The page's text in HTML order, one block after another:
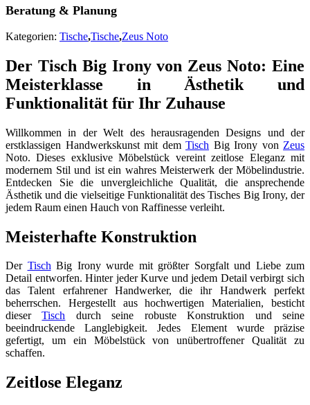
Beratung & Planung
Kategorien: Tische,Tische,Zeus Noto
Der Tisch Big Irony von Zeus Noto: Eine
Meisterklasse in Ästhetik und
Funktionalität für Ihr Zuhause
Willkommen in der Welt des herausragenden Designs und der
erstklassigen Handwerkskunst mit dem Tisch Big Irony von Zeus
Noto. Dieses exklusive Möbelstück vereint zeitlose Eleganz mit
modernem Stil und ist ein wahres Meisterwerk der Möbelindustrie.
Entdecken Sie die unvergleichliche Qualität, die ansprechende
Ästhetik und die vielseitige Funktionalität des Tisches Big Irony, der
jedem Raum einen Hauch von Raffinesse verleiht.
Meisterhafte Konstruktion
Der TischBig Irony wurde mit größter Sorgfalt und Liebe zum
Detail entworfen. Hinter jeder Kurve und jedem Detail verbirgt sich
das Talent erfahrener Handwerker, die ihr Handwerk perfekt
beherrschen. Hergestellt aus hochwertigen Materialien, besticht
dieserTisch durch seine robuste Konstruktion und seine
beeindruckende Langlebigkeit. Jedes Element wurde präzise
gefertigt, um ein Möbelstück von unübertroffener Qualität zu
schaffen.
Zeitlose Eleganz